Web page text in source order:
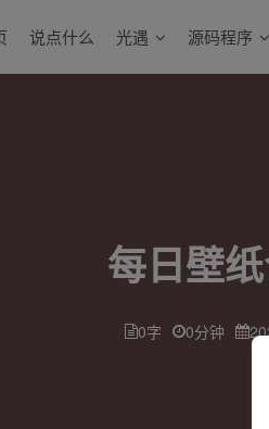
每日壁
0字 0分钟
说点什么 光遇 源码程序